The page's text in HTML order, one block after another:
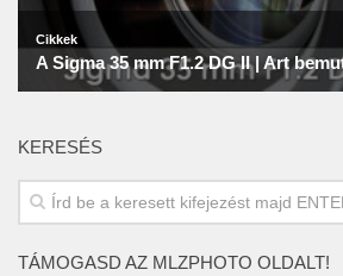
KERESÉS
TÁMOGASD AZ MLZPHOTO OLDALT!